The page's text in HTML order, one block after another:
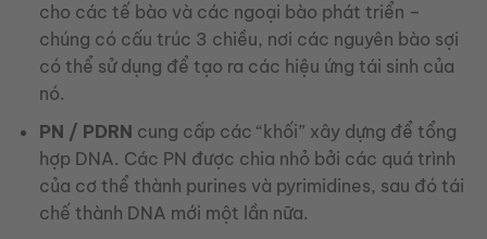
cho các tế bào và các ngoại bào phát triển –
chúng có cấu trúc 3 chiều, nơi các nguyên bào sợi
có thể sử dụng để tạo ra các hiệu ứng tái sinh của
nó.
PN / PDRN cung cấp các “khối” xây dựng để tổng
hợp DNA. Các PN được chia nhỏ bởi các quá trình
của cơ thể thành purines và pyrimidines, sau đó tái
chế thành DNA mới một lần nữa.